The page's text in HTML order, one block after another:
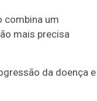
combina um
mais precisa
da doença e